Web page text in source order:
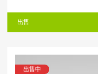
出售
出售中